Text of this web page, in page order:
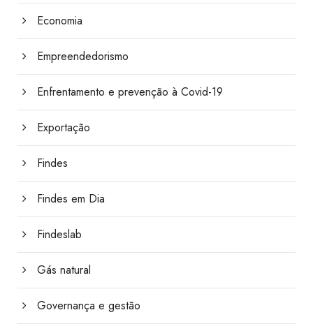
Economia
Empreendedorismo
Enfrentamento e prevenção à Covid-19
Exportação
Findes
Findes em Dia
Findeslab
Gás natural
Governança e gestão